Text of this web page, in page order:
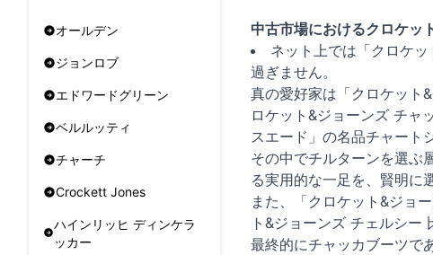
オールデン
ジョンロブ
エドワードグリーン
ベルルッティ
チャーチ
Crockett Jones
ハインリッヒ ディンケラ
ッカー
中古市場におけるクロケッ
ネット上では「クロケ
過ぎません。
真の愛好家は「クロケット
ロケット&ジョーンズ チャ
スエード」の名品チャート
その中でチルターンを選ぶ
る実用的な一足を、賢明に
また、「クロケット&ジョ
ト&ジョーンズ チェルシー
最終的にチャッカブーツで